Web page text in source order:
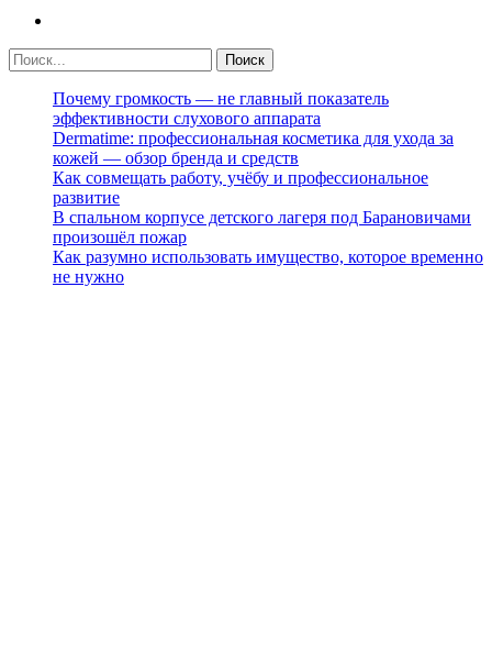
Почему громкость — не главный показатель
эффективности слухового аппарата
Dermatime: профессиональная косметика для ухода за
кожей — обзор бренда и средств
Как совмещать работу, учёбу и профессиональное
развитие
В спальном корпусе детского лагеря под Барановичами
произошёл пожар
Как разумно использовать имущество, которое временно
не нужно